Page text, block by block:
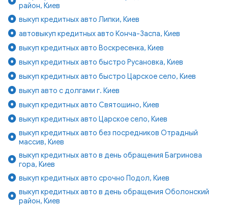
район, Киев
выкуп кредитных авто Липки, Киев
автовыкуп кредитных авто Конча-Заспа, Киев
выкуп кредитных авто Воскресенка, Киев
выкуп кредитных авто быстро Русановка, Киев
выкуп кредитных авто быстро Царское село, Киев
выкуп авто с долгами г. Киев
выкуп кредитных авто Святошино, Киев
выкуп кредитных авто Царское село, Киев
выкуп кредитных авто без посредников Отрадный
массив, Киев
выкуп кредитных авто в день обращения Багринова
гора, Киев
выкуп кредитных авто срочно Подол, Киев
выкуп кредитных авто в день обращения Оболонский
район, Киев